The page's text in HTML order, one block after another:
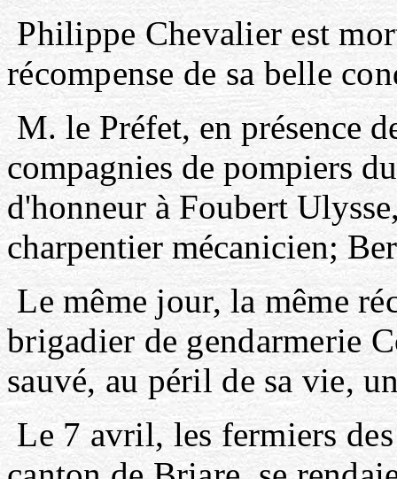
Philippe Chevalier est
récompense de sa belle
M. le Préfet, en présence
compagnies de pompiers
d'honneur à Foubert
charpentier mécanicien;
Le même jour, la même
brigadier de gendarmerie
sauvé, au péril de sa vie,
Le 7 avril, les fermiers